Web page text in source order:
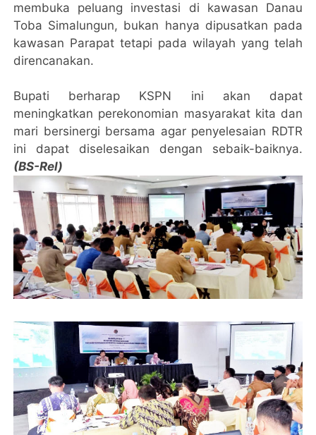
membuka peluang investasi di kawasan Danau
Toba Simalungun, bukan hanya dipusatkan pada
kawasan Parapat tetapi pada wilayah yang telah
direncanakan.
Bupati berharap KSPN ini akan dapat
meningkatkan perekonomian masyarakat kita dan
mari bersinergi bersama agar penyelesaian RDTR
ini dapat diselesaikan dengan sebaik-baiknya.
(BS-Rel)